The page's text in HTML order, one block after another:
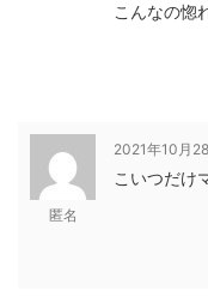
こんなの惚
匿名
2021年10月
こいつだけ